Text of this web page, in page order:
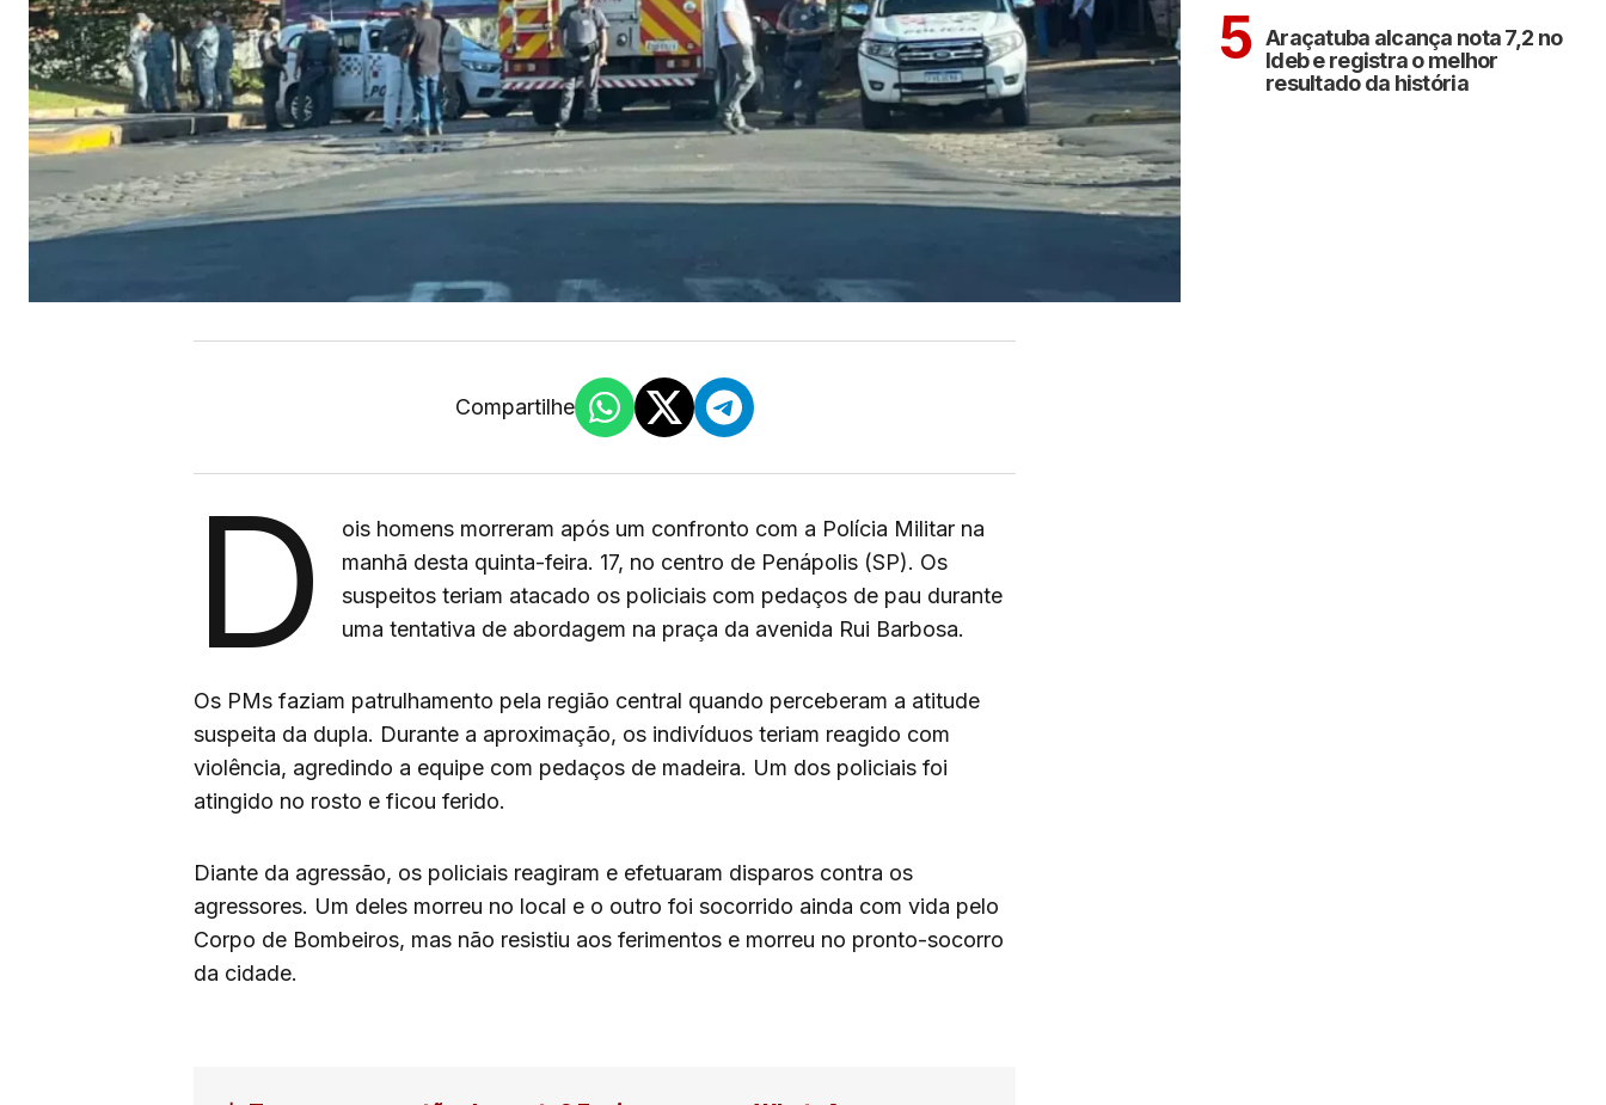
Compartilhe
D
ois homens morreram após um confronto com a Polícia Militar na
manhã desta quinta-feira. 17, no centro de Penápolis (SP). Os
suspeitos teriam atacado os policiais com pedaços de pau durante
uma tentativa de abordagem na praça da avenida Rui Barbosa.
Os PMs faziam patrulhamento pela região central quando perceberam a atitude
suspeita da dupla. Durante a aproximação, os indivíduos teriam reagido com
violência, agredindo a equipe com pedaços de madeira. Um dos policiais foi
atingido no rosto e ficou ferido.
Diante da agressão, os policiais reagiram e efetuaram disparos contra os
agressores. Um deles morreu no local e o outro foi socorrido ainda com vida pelo
Corpo de Bombeiros, mas não resistiu aos ferimentos e morreu no pronto-socorro
da cidade.
5 Araçatuba alcança nota 7,2 no
Ideb e registra o melhor
resultado da história